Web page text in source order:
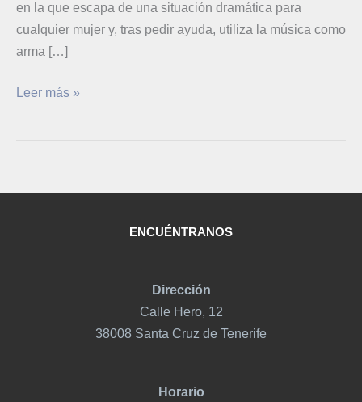
en la que escapa de una situación dramática para
cualquier mujer y, tras pedir ayuda, utiliza la música como
arma […]
Leer más »
ENCUÉNTRANOS
Dirección
Calle Hero, 12
38008 Santa Cruz de Tenerife
Horario